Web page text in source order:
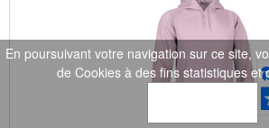
En poursuivant votre navigation sur ce site,
de Cookies à des fins statistiques et